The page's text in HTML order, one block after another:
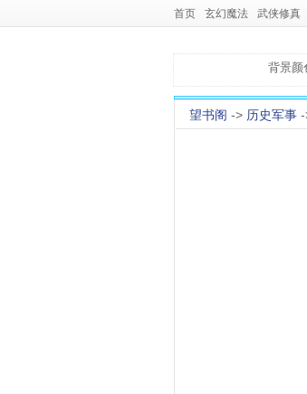
首页 玄幻魔法 武侠修真
背景颜
望书阁 -> 历史军事